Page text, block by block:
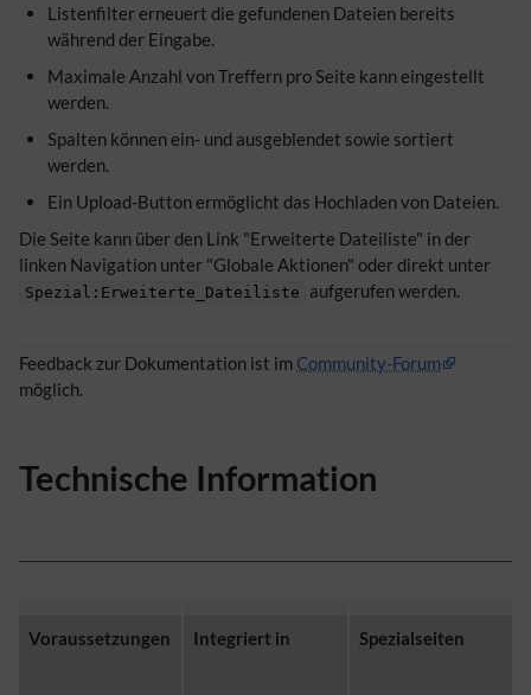
Listenfilter erneuert die gefundenen Dateien bereits
während der Eingabe.
Maximale Anzahl von Treffern pro Seite kann eingestellt
werden.
Spalten können ein- und ausgeblendet sowie sortiert
werden.
Ein Upload-Button ermöglicht das Hochladen von Dateien.
Die Seite kann über den Link "Erweiterte Dateiliste" in der
linken Navigation unter "Globale Aktionen" oder direkt unter
Spezial:Erweiterte_Dateiliste aufgerufen werden.
Feedback zur Dokumentation ist im Community-Forum
möglich.
Technische Information
Voraussetzungen Integriert in Spezialseiten